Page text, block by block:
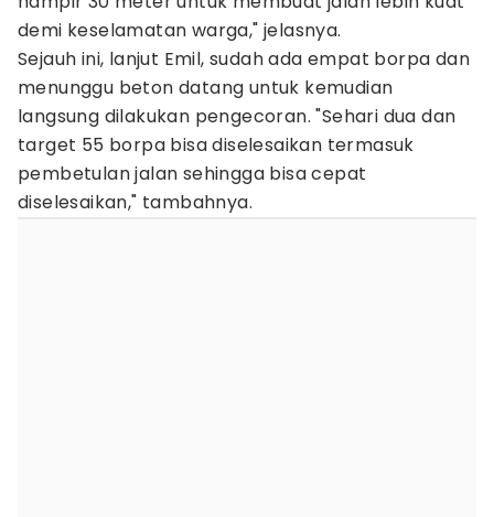
demi keselamatan warga," jelasnya.
Sejauh ini, lanjut Emil, sudah ada empat borpa dan
menunggu beton datang untuk kemudian
langsung dilakukan pengecoran. "Sehari dua dan
target 55 borpa bisa diselesaikan termasuk
pembetulan jalan sehingga bisa cepat
diselesaikan," tambahnya.